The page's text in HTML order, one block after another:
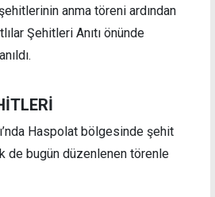
anma töreni ardından
Şehitleri Anıtı önünde
Haspolat bölgesinde şehit
de bugün düzenlenen törenle